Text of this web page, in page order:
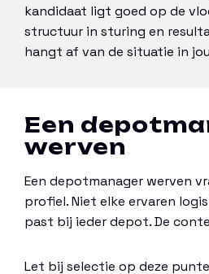
kandidaat ligt goed op de
structuur in sturing en
hangt af van de situatie in
Een
werven
Een depotmanager werven
profiel. Niet elke ervaren
past bij ieder depot. De
Let bij selectie op deze